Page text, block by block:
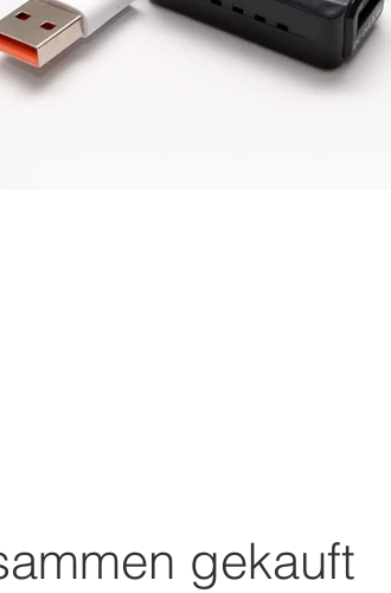
gekauft